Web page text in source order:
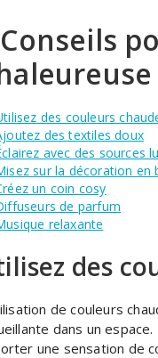
des couleurs
des textiles doux
avec des sources
sur la décoration en
un coin cosy
de parfum
relaxante
des
de couleurs
dans un
une sensation de